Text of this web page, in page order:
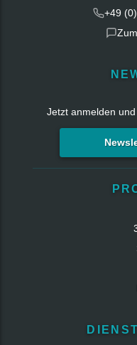
+49
Jetzt anmelden